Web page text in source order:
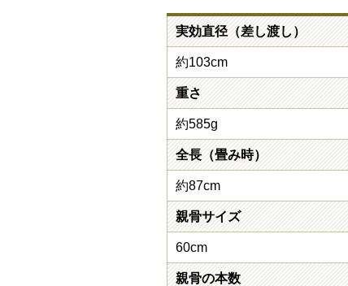
実効直径（差し渡し）
約103cm
重さ
約585g
全長（畳み時）
約87cm
親骨サイズ
60cm
親骨の本数